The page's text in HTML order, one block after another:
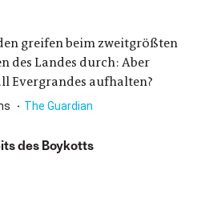
greifen beim zweitgrößten
des Landes durch: Aber
Evergrandes aufhalten?
The Guardian
des Boykotts